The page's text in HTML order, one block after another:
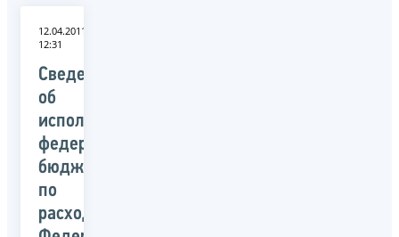
12.04.2011
12:31
Сведения
об
исполнении
федерального
бюджета
по
расходам